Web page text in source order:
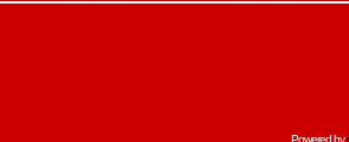
Powered by